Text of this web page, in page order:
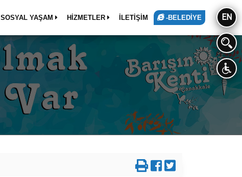
SOSYAL YAŞAM HİZMETLER İLETİŞİM -BELEDİYE EN